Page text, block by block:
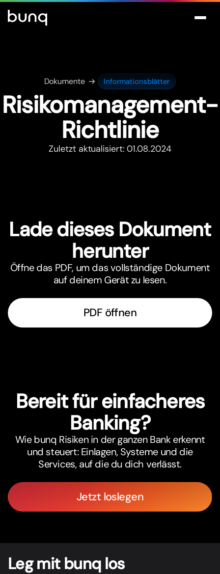
Dokumente Informationsblätter
Risikomanagement-
Richtlinie
Zuletzt aktualisiert: 01.08.2024
Lade dieses Dokument
herunter
Öffne das PDF, um das vollständige Dokument
auf deinem Gerät zu lesen.
PDF öffnen
Bereit für einfacheres
Banking?
Wie bunq Risiken in der ganzen Bank erkennt
und steuert: Einlagen, Systeme und die
Services, auf die du dich verlässt.
Jetzt loslegen
Leg mit bunq los